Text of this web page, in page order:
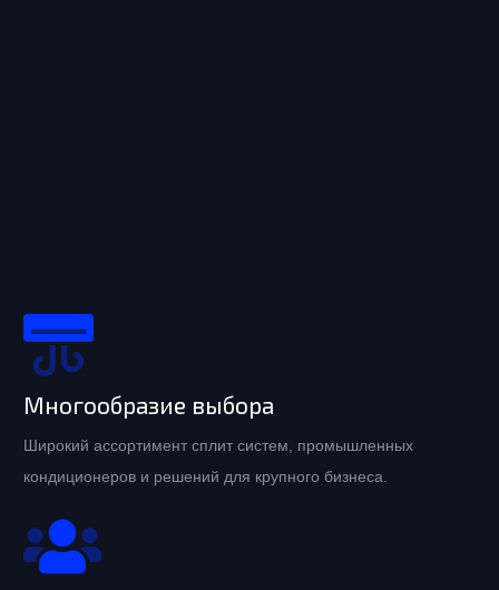
Многообразие выбора
Широкий ассортимент сплит систем, промышленных
кондиционеров и решений для крупного бизнеса.